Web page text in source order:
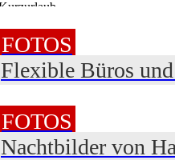
FOTOS
Flexible Büros
FOTOS
Nachtbilder von